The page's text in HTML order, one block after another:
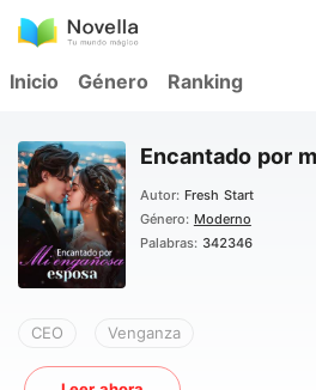
Inicio Género Ranking
Encantado por
Autor: Fresh Start
Género: Moderno
Palabras: 342346
CEO Venganza